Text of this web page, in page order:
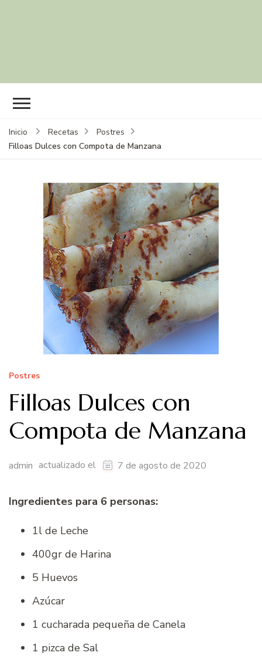
Inicio Recetas
Postres
Filloas Dulces con Compota de Manzana
Postres
Filloas Dulces con
Compota de Manzana
admin actualizado el 7 de agosto de 2020
Ingredientes para 6 personas:
1l de Leche
400gr de Harina
5 Huevos
Azúcar
1 cucharada pequeña de Canela
1 pizca de Sal